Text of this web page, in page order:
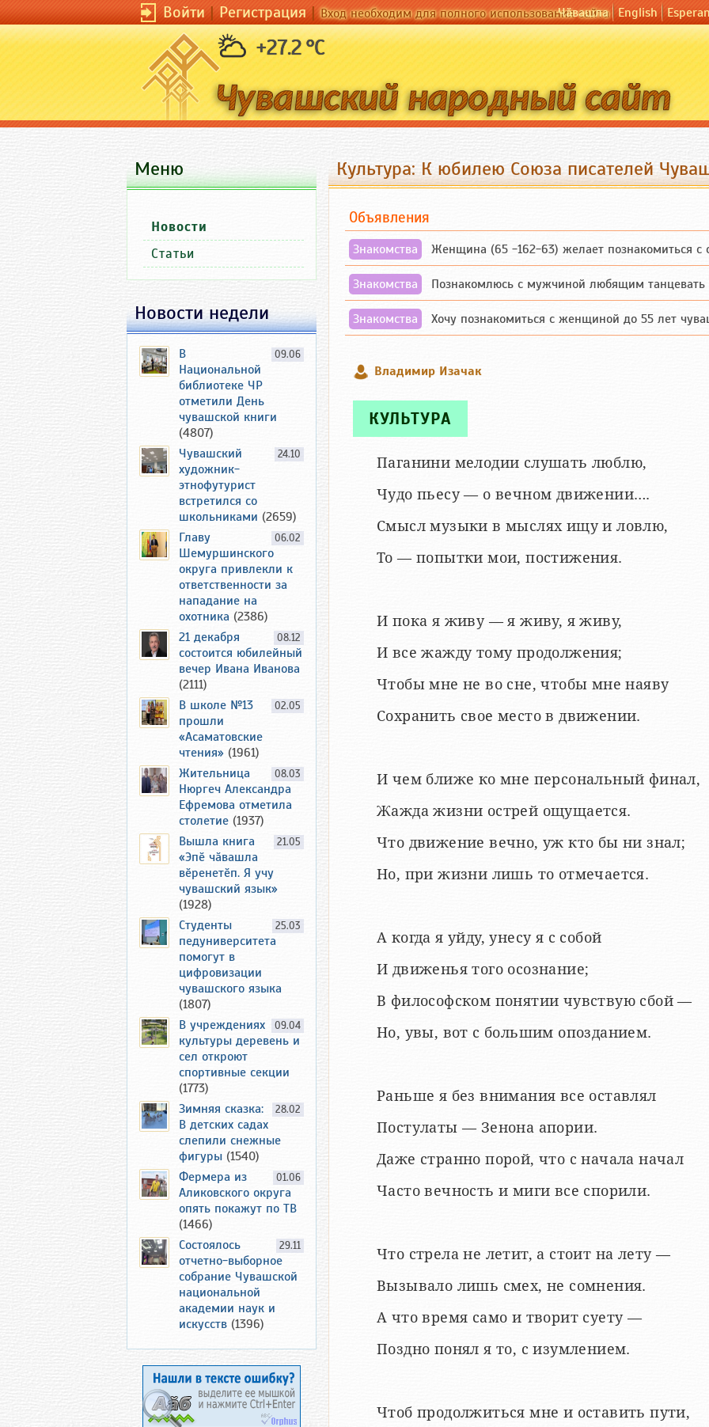
Войти|Регистрация|Вход необходим для полного использования сайта
Чӑвашла English
+27.2 °C
Культура: К юбилею Союза писателей
Объявления
Знакомства Женщина (65 -162-63) желает познакомиться с
Знакомства Познакомлюсь с мужчиной любящим танцевать
Знакомства Хочу познакомиться с женщиной до 55 лет
Владимир Изачак
КУЛЬТУРА
Паганини мелодии слушать люблю,
Чудо пьесу — о вечном движении….
Смысл музыки в мыслях ищу и ловлю,
То — попытки мои, постижения.
И пока я живу — я живу, я живу,
И все жажду тому продолжения;
Чтобы мне не во сне, чтобы мне наяву
Сохранить свое место в движении.
И чем ближе ко мне персональный финал,
Жажда жизни острей ощущается.
Что движение вечно, уж кто бы ни знал;
Но, при жизни лишь то отмечается.
А когда я уйду, унесу я с собой
И движенья того осознание;
В философском понятии чувствую сбой —
Но, увы, вот с большим опозданием.
Раньше я без внимания все оставлял
Постулаты — Зенона апории.
Даже странно порой, что с начала начал
Часто вечность и миги все спорили.
Что стрела не летит, а стоит на лету —
Вызывало лишь смех, не сомнения.
А что время само и творит суету —
Поздно понял я то, с изумлением.
Чтоб продолжиться мне и оставить пути,
Меню
Новости
Статьи
Новости недели
09.06
В
Национальной
библиотеке ЧР
отметили День
чувашской книги
(4807)
24.10
Чувашский
художник-
этнофутурист
встретился со
школьниками (2659)
06.02
Главу
Шемуршинского
округа привлекли к
ответственности за
нападание на
охотника (2386)
08.12
21 декабря
состоится юбилейный
вечер Ивана Иванова
(2111)
02.05
В школе №13
прошли
«Асаматовские
чтения» (1961)
08.03
Жительница
Нюргеч Александра
Ефремова отметила
столетие (1937)
21.05
Вышла книга
«Эпӗ чӑвашла
вӗренетӗп. Я учу
чувашский язык»
(1928)
25.03
Студенты
педуниверситета
помогут в
цифровизации
чувашского языка
(1807)
09.04
В учреждениях
культуры деревень и
сел откроют
спортивные секции
(1773)
28.02
Зимняя сказка:
В детских садах
слепили снежные
фигуры (1540)
01.06
Фермера из
Аликовского округа
опять покажут по ТВ
(1466)
29.11
Состоялось
отчетно-выборное
собрание Чувашской
национальной
академии наук и
искусств (1396)